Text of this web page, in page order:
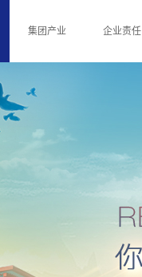
集团产业 企业责任